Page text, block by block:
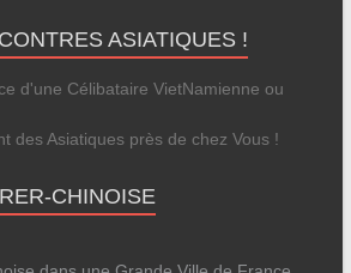
ASIATIQUES !
d'une Célibataire VietNamienne ou
des Asiatiques près de chez Vous !
CHINOISE